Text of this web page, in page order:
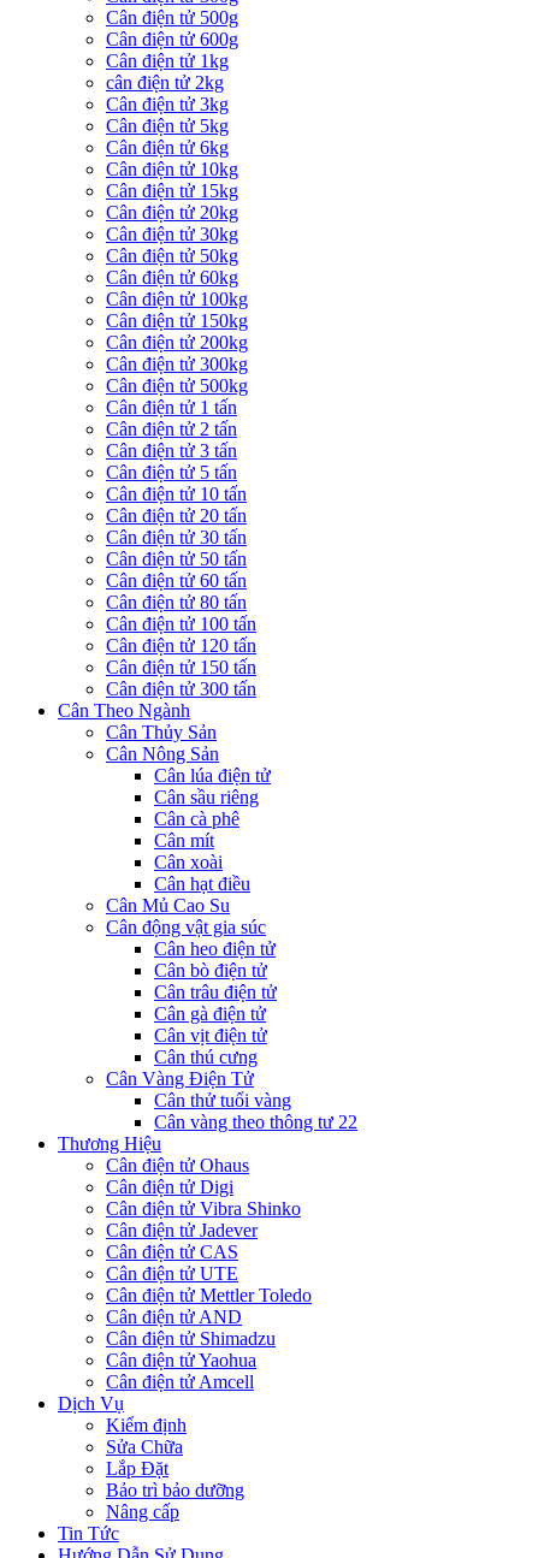
Cân điện tử 500g
Cân điện tử 600g
Cân điện tử 1kg
cân điện tử 2kg
Cân điện tử 3kg
Cân điện tử 5kg
Cân điện tử 6kg
Cân điện tử 10kg
Cân điện tử 15kg
Cân điện tử 20kg
Cân điện tử 30kg
Cân điện tử 50kg
Cân điện tử 60kg
Cân điện tử 100kg
Cân điện tử 150kg
Cân điện tử 200kg
Cân điện tử 300kg
Cân điện tử 500kg
Cân điện tử 1 tấn
Cân điện tử 2 tấn
Cân điện tử 3 tấn
Cân điện tử 5 tấn
Cân điện tử 10 tấn
Cân điện tử 20 tấn
Cân điện tử 30 tấn
Cân điện tử 50 tấn
Cân điện tử 60 tấn
Cân điện tử 80 tấn
Cân điện tử 100 tấn
Cân điện tử 120 tấn
Cân điện tử 150 tấn
Cân điện tử 300 tấn
Cân Theo Ngành
Cân Thủy Sản
Cân Nông Sản
Cân lúa điện tử
Cân sầu riêng
Cân cà phê
Cân mít
Cân xoài
Cân hạt điều
Cân Mủ Cao Su
Cân động vật gia súc
Cân heo điện tử
Cân bò điện tử
Cân trâu điện tử
Cân gà điện tử
Cân vịt điện tử
Cân thú cưng
Cân Vàng Điện Tử
Cân thử tuổi vàng
Cân vàng theo thông tư 22
Thương Hiệu
Cân điện tử Ohaus
Cân điện tử Digi
Cân điện tử Vibra Shinko
Cân điện tử Jadever
Cân điện tử CAS
Cân điện tử UTE
Cân điện tử Mettler Toledo
Cân điện tử AND
Cân điện tử Shimadzu
Cân điện tử Yaohua
Cân điện tử Amcell
Dịch Vụ
Kiểm định
Sửa Chữa
Lắp Đặt
Bảo trì bảo dưỡng
Nâng cấp
Tin Tức